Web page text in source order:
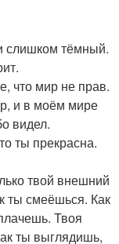
слишком тёмный.
что мир не прав.
и в моём мире
видел.
ты прекрасна.
твой внешний
ты смеёшься. Как
Твоя
ты выглядишь,